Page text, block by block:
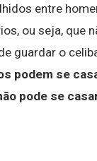
entre
ou seja, que
guardar o
podem se
pode se